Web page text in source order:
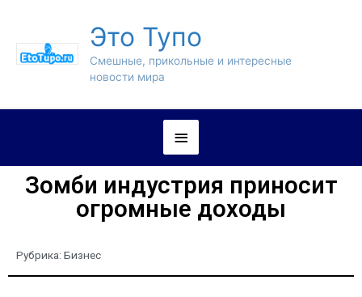
Это Тупо
Смешные, прикольные и интересные
новости мира
Зомби индустрия приносит
огромные доходы
Рубрика: Бизнес